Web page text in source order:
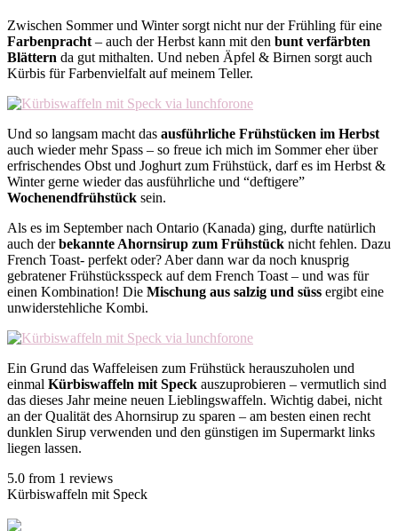
Zwischen Sommer und Winter sorgt nicht nur der Frühling für eine
Farbenpracht – auch der Herbst kann mit den bunt verfärbten
Blättern da gut mithalten. Und neben Äpfel & Birnen sorgt auch
Kürbis für Farbenvielfalt auf meinem Teller.
Und so langsam macht das ausführliche Frühstücken im Herbst
auch wieder mehr Spass – so freue ich mich im Sommer eher über
erfrischendes Obst und Joghurt zum Frühstück, darf es im Herbst &
Winter gerne wieder das ausführliche und “deftigere”
Wochenendfrühstück sein.
Als es im September nach Ontario (Kanada) ging, durfte natürlich
auch derbekannte Ahornsirup zum Frühstück nicht fehlen. Dazu
French Toast- perfekt oder? Aber dann war da noch knusprig
gebratener Frühstücksspeck auf dem French Toast – und was für
einen Kombination! Die Mischung aus salzig und süss ergibt eine
unwiderstehliche Kombi.
Ein Grund das Waffeleisen zum Frühstück herauszuholen und
einmal Kürbiswaffeln mit Speck auszuprobieren – vermutlich sind
das dieses Jahr meine neuen Lieblingswaffeln. Wichtig dabei, nicht
an der Qualität des Ahornsirup zu sparen – am besten einen recht
dunklen Sirup verwenden und den günstigen im Supermarkt links
liegen lassen.
5.0 from 1 reviews
Kürbiswaffeln mit Speck